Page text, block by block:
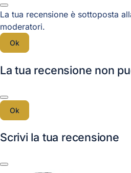
La tua recensione è sottoposta
moderatori.
Ok
La tua recensione non
Ok
Scrivi la tua recensione